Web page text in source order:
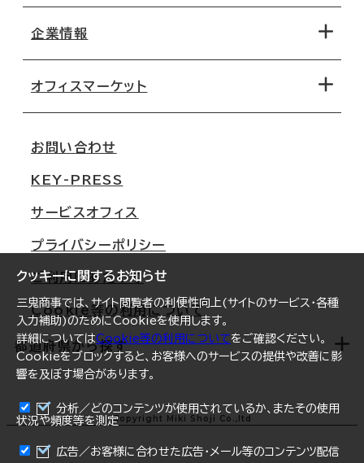
まとめて資料請求
クッキーに関するお知らせ
三鬼商事では、サイト閲覧者の利便性向上(サイトのサービス・各種
入力補助)のためにCookieを使用します。
詳細についてはCookie等の利用についてをご確認ください。
Cookieをブロックすると、お客様へのサービスの提供や改善に影
響を及ぼす場合があります。
分析／どのコンテンツが使用されているか、またその使用
状況や頻度等を測定
広告／お客様に合わせた広告・メール等のコンテンツ配信
地図から探す
路線・駅から探す
移転コストシミュレーション
移転スケジュール
オフィス移転Q&A
企業情報
オフィスマーケット
大阪
名古屋
札幌
仙台
横浜
福岡
オフィスリポート
ログイン
お問い合わせ
KEY-PRESS
サービスオフィス
プライバシーポリシー
ご利用にあたって
Cookie等の利用について
都道府県から探す
北海道
青森県
Copyright Miki Shoji Co.,ltd